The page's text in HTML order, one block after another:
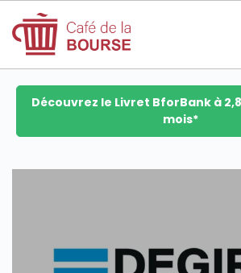
se connecter
Découvrez le Livret BforBank à
mois*